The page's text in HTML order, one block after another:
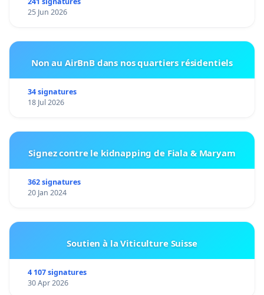
25 Jun 2026
Non au AirBnB dans nos quartiers résidentiels
34 signatures
18 Jul 2026
Signez contre le kidnapping de Fiala & Maryam
362 signatures
20 Jan 2024
Soutien à la Viticulture Suisse
4 107 signatures
30 Apr 2026